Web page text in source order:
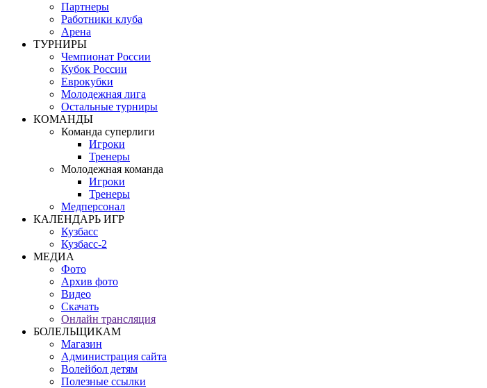
Партнеры
Работники клуба
Арена
ТУРНИРЫ
Чемпионат России
Кубок России
Еврокубки
Молодежная лига
Остальные турниры
КОМАНДЫ
Команда суперлиги
Игроки
Тренеры
Молодежная команда
Игроки
Тренеры
Медперсонал
КАЛЕНДАРЬ ИГР
Кузбасс
Кузбасс-2
МЕДИА
Фото
Архив фото
Видео
Скачать
Онлайн трансляция
БОЛЕЛЬЩИКАМ
Магазин
Администрация сайта
Волейбол детям
Полезные ссылки